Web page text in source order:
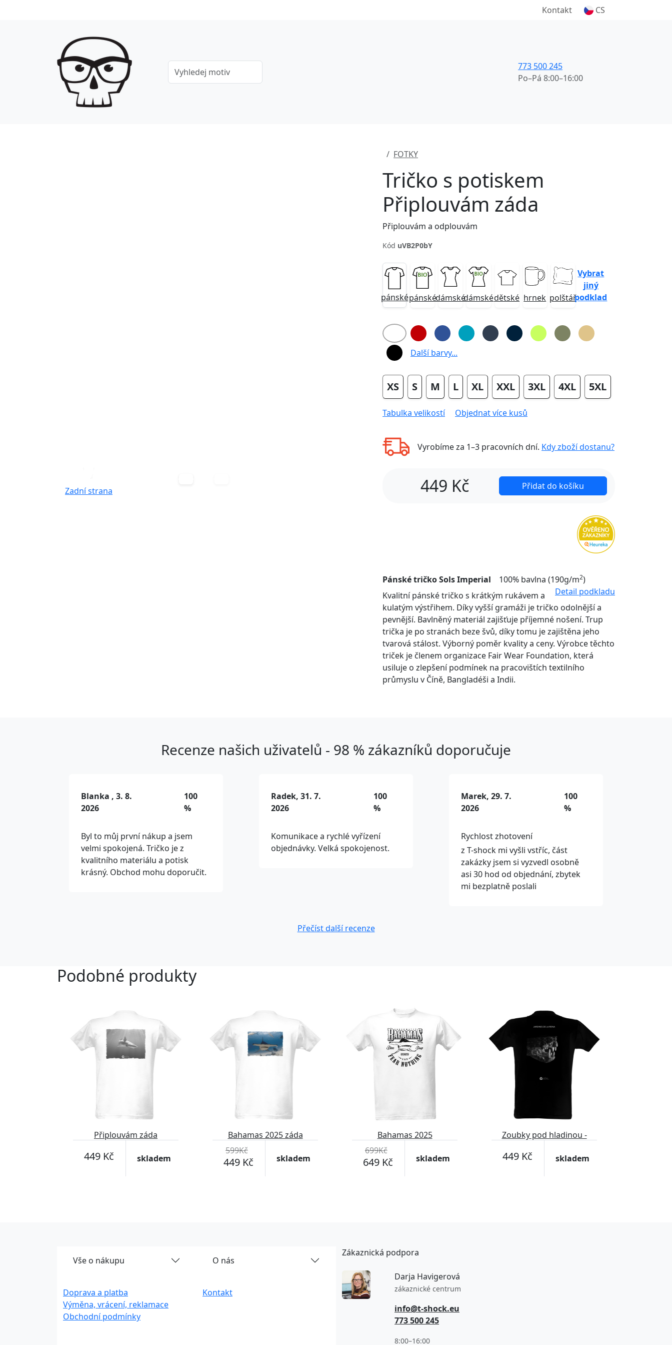
Kontakt CS
773 500 245
Po–Pá 8:00–16:00
Zadní strana
FOTKY
Tričko s potiskem
Připlouvám záda
Připlouvám a odplouvám
Kód uVB2P0bY
pánsképánskédámskédámskédětské hrnek polštář
Vybrat
jiný
podklad
Další barvy...
XS S M L XL XXL 3XL 4XL 5XL
Tabulka velikostí Objednat více kusů
Vyrobíme za 1–3 pracovních dní. Kdy zboží dostanu?
449 Kč Přidat do košíku
Pánské tričko Sols Imperial 100% bavlna (190g/m2)
Detail podkladu
Kvalitní pánské tričko s krátkým rukávem a
kulatým výstřihem. Díky vyšší gramáži je tričko odolnější a
pevnější. Bavlněný materiál zajišťuje příjemné nošení. Trup
trička je po stranách beze švů, díky tomu je zajištěna jeho
tvarová stálost. Výborný poměr kvality a ceny. Výrobce těchto
triček je členem organizace Fair Wear Foundation, která
usiluje o zlepšení podmínek na pracovištích textilního
průmyslu v Číně, Bangladéši a Indii.
Recenze našich uživatelů - 98 % zákazníků doporučuje
Blanka , 3. 8.
2026
100
%
Byl to můj první nákup a jsem
velmi spokojená. Tričko je z
kvalitního materiálu a potisk
krásný. Obchod mohu doporučit.
Radek, 31. 7.
2026
100
%
Komunikace a rychlé vyřízení
objednávky. Velká spokojenost.
Marek, 29. 7.
2026
100
%
Rychlost zhotovení
z T-shock mi vyšli vstříc, část
zakázky jsem si vyzvedl osobně
asi 30 hod od objednání, zbytek
mi bezplatně poslali
Přečíst další recenze
Podobné produkty
Připlouvám záda
449 Kč skladem
Bahamas 2025 záda
599Kč
449 Kč skladem
Bahamas 2025
699Kč
649 Kč skladem
Zoubky pod hladinou -
449 Kč skladem
Vše o nákupu
Doprava a platba
Výměna, vrácení, reklamace
Obchodní podmínky
O nás
Kontakt
Zákaznická podpora
Darja Havigerová
zákaznické centrum
info@t-shock.eu
773 500 245
8:00–16:00